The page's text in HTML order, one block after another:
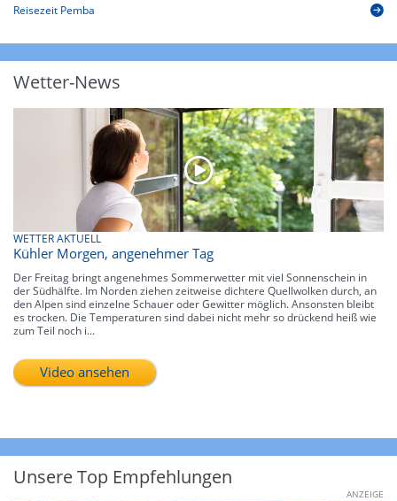
Reisezeit Pemba
Wetter-News
WETTER AKTUELL
Kühler Morgen, angenehmer Tag
Der Freitag bringt angenehmes Sommerwetter mit viel Sonnenschein in
der Südhälfte. Im Norden ziehen zeitweise dichtere Quellwolken durch, an
den Alpen sind einzelne Schauer oder Gewitter möglich. Ansonsten bleibt
es trocken. Die Temperaturen sind dabei nicht mehr so drückend heiß wie
zum Teil noch i...
Video ansehen
Unsere Top Empfehlungen
ANZEIGE